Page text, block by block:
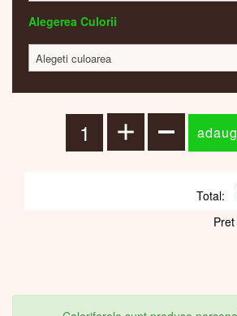
Alegerea Culorii
Alegeti culoarea
Total: